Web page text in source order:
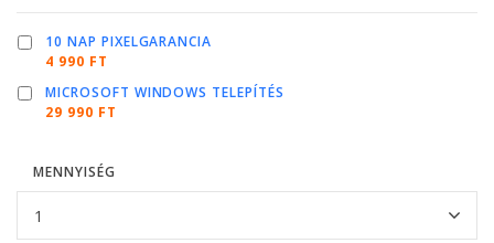
10 NAP PIXELGARANCIA
4 990 FT
MICROSOFT WINDOWS TELEPÍTÉS
29 990 FT
MENNYISÉG